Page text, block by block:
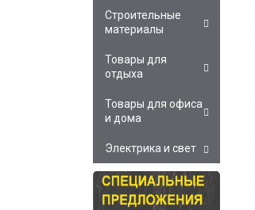
Строительные
материалы
Товары для
отдыха
Товары для офиса
и дома
Электрика и свет